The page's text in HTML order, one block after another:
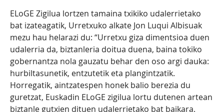
ELoGE Zigilua lortzen tamaina txikiko udalerrietako
bat izateagatik, Urretxuko alkate Jon Luqui Albisuak
mezu hau helarazi du: “Urretxu giza dimentsioa duen
udalerria da, biztanleria doitua duena, baina tokiko
gobernantza nola gauzatu behar den oso argi dauka:
hurbiltasunetik, entzutetik eta plangintzatik.
Horregatik, aintzatespen honek balio berezia du
guretzat, Euskadin ELoGE zigilua lortu dutenen artean
biztanle gutxien dituen udalerrietako bat baikara.